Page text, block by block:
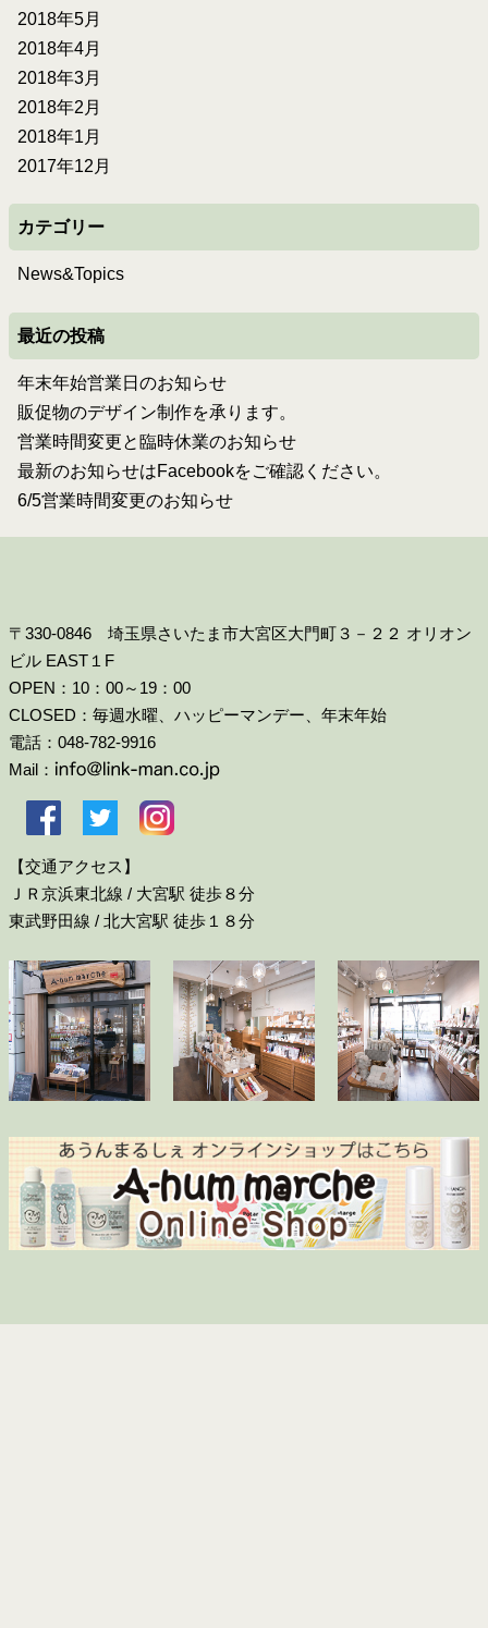
2018年5月
2018年4月
2018年3月
2018年2月
2018年1月
2017年12月
カテゴリー
News&Topics
最近の投稿
年末年始営業日のお知らせ
販促物のデザイン制作を承ります。
営業時間変更と臨時休業のお知らせ
最新のお知らせはFacebookをご確認ください。
6/5営業時間変更のお知らせ
〒330-0846 埼玉県さいたま市大宮区大門町３－２２ オリオン
ビル EAST１F
OPEN：10：00～19：00
CLOSED：毎週水曜、ハッピーマンデー、年末年始
電話：048-782-9916
Mail：
【交通アクセス】
ＪＲ京浜東北線 / 大宮駅 徒歩８分
東武野田線 / 北大宮駅 徒歩１８分